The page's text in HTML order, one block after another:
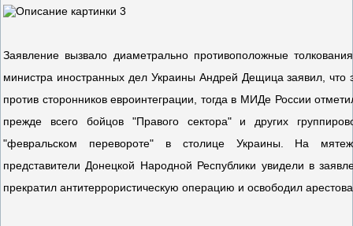
Заявление вызвало диаметрально противоположные
министра иностранных дел Украины Андрей Дещица заявил, что
против сторонников евроинтеграции, тогда в МИДе России
прежде всего бойцов "Правого сектора" и других
"февральском перевороте" в столице Украины. На
представители Донецкой Народной Республики увидели в
прекратил антитеррористическую операцию и освободил